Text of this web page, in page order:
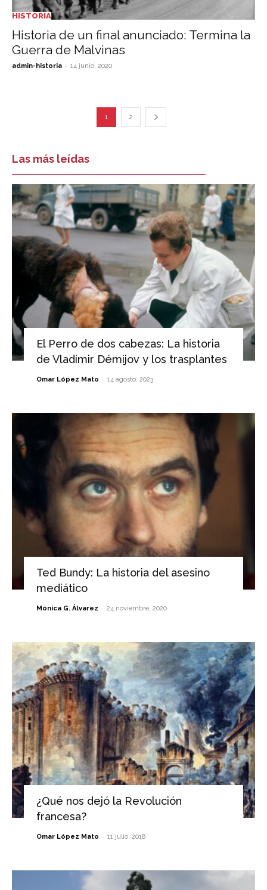
HISTORIA
Historia de un final anunciado: Termina la
Guerra de Malvinas
admin-historia - 14 junio, 2020
1 2
Las más leídas
El Perro de dos cabezas: La historia
de Vladímir Démijov y los trasplantes
Omar López Mato - 14 agosto, 2023
Ted Bundy: La historia del asesino
mediático
Mónica G. Álvarez - 24 noviembre, 2020
¿Qué nos dejó la Revolución
francesa?
Omar López Mato - 11 julio, 2018